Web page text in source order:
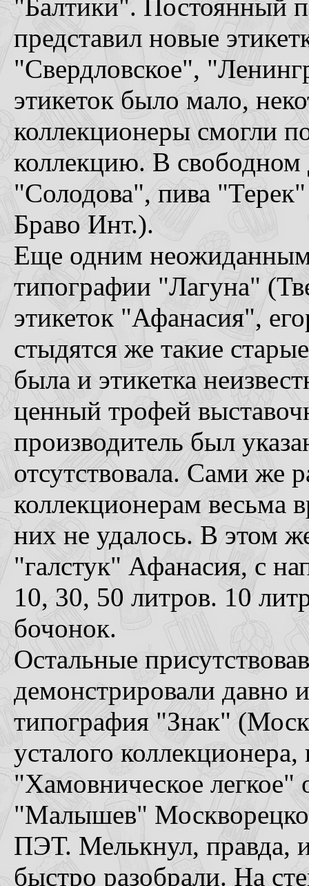
"Балтики". Постоянный
представил новые
"Свердловское",
этикеток было мало,
коллекционеры смогли
коллекцию. В свободном
"Солодова", пива
Браво Инт.).
Еще одним неожиданным
типографии "Лагуна"
этикеток "Афанасия",
стыдятся же такие
была и этикетка
ценный трофей
производитель был
отсутствовала. Сами же
коллекционерам весьма
них не удалось. В этом
"галстук" Афанасия, с
10, 30, 50 литров. 10
бочонок.
Остальные
демонстрировали давно
типография "Знак"
усталого
"Хамовническое легкое"
"Малышев"
ПЭТ. Мелькнул, правда,
быстро разобрали. На